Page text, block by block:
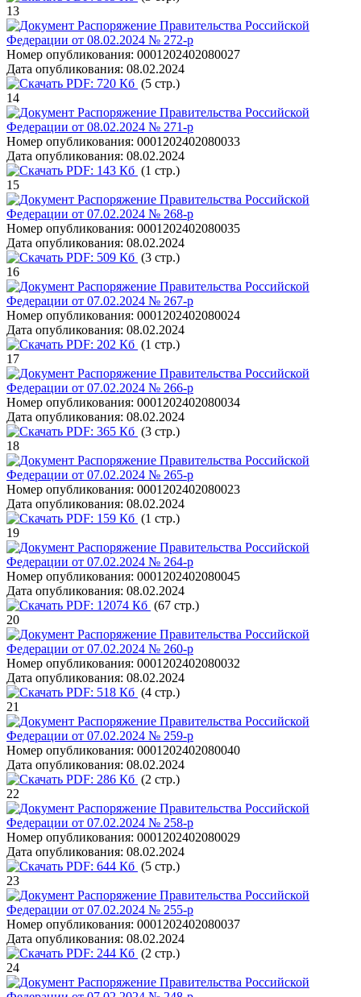
13
Распоряжение Правительства Российской
Федерации от 08.02.2024 № 272-р
Номер опубликования: 0001202402080027
Дата опубликования: 08.02.2024
PDF: 720 Кб (5 стр.)
14
Распоряжение Правительства Российской
Федерации от 08.02.2024 № 271-р
Номер опубликования: 0001202402080033
Дата опубликования: 08.02.2024
PDF: 143 Кб (1 стр.)
15
Распоряжение Правительства Российской
Федерации от 07.02.2024 № 268-р
Номер опубликования: 0001202402080035
Дата опубликования: 08.02.2024
PDF: 509 Кб (3 стр.)
16
Распоряжение Правительства Российской
Федерации от 07.02.2024 № 267-р
Номер опубликования: 0001202402080024
Дата опубликования: 08.02.2024
PDF: 202 Кб (1 стр.)
17
Распоряжение Правительства Российской
Федерации от 07.02.2024 № 266-р
Номер опубликования: 0001202402080034
Дата опубликования: 08.02.2024
PDF: 365 Кб (3 стр.)
18
Распоряжение Правительства Российской
Федерации от 07.02.2024 № 265-р
Номер опубликования: 0001202402080023
Дата опубликования: 08.02.2024
PDF: 159 Кб (1 стр.)
19
Распоряжение Правительства Российской
Федерации от 07.02.2024 № 264-р
Номер опубликования: 0001202402080045
Дата опубликования: 08.02.2024
PDF: 12074 Кб (67 стр.)
20
Распоряжение Правительства Российской
Федерации от 07.02.2024 № 260-р
Номер опубликования: 0001202402080032
Дата опубликования: 08.02.2024
PDF: 518 Кб (4 стр.)
21
Распоряжение Правительства Российской
Федерации от 07.02.2024 № 259-р
Номер опубликования: 0001202402080040
Дата опубликования: 08.02.2024
PDF: 286 Кб (2 стр.)
22
Распоряжение Правительства Российской
Федерации от 07.02.2024 № 258-р
Номер опубликования: 0001202402080029
Дата опубликования: 08.02.2024
PDF: 644 Кб (5 стр.)
23
Распоряжение Правительства Российской
Федерации от 07.02.2024 № 255-р
Номер опубликования: 0001202402080037
Дата опубликования: 08.02.2024
PDF: 244 Кб (2 стр.)
24
Распоряжение Правительства Российской